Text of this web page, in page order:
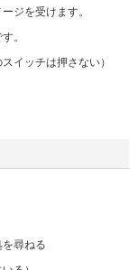
ジを受けます。
。
イッチは押さない）
尋ねる